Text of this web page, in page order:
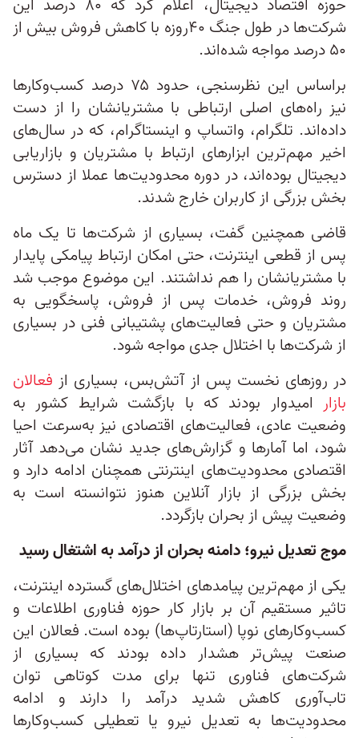
حوزه اقتصاد دیجیتال، اعلام کرد که ۸۰ درصد این
شرکت‌ها در طول جنگ ۴۰روزه با کاهش فروش بیش از
۵۰ درصد مواجه شده‌اند.
براساس این نظرسنجی، حدود ۷۵ درصد کسب‌وکارها
نیز راه‌های اصلی ارتباطی با مشتریانشان را از دست
داده‌اند. تلگرام، واتساپ و اینستاگرام، که در سال‌های
اخیر مهم‌ترین ابزارهای ارتباط با مشتریان و بازاریابی
دیجیتال بوده‌اند، در دوره محدودیت‌ها عملا از دسترس
بخش بزرگی از کاربران خارج شدند.
قاضی همچنین گفت، بسیاری از شرکت‌ها تا یک ماه
پس از قطعی اینترنت، حتی امکان ارتباط پیامکی پایدار
با مشتریانشان را هم نداشتند. این موضوع موجب شد
روند فروش، خدمات پس از فروش، پاسخگویی به
مشتریان و حتی فعالیت‌های پشتیبانی فنی در بسیاری
از شرکت‌ها با اختلال جدی مواجه شود.
در روزهای نخست پس از آتش‌بس، بسیاری از فعالان
بازار امیدوار بودند که با بازگشت شرایط کشور به
وضعیت عادی، فعالیت‌های اقتصادی نیز به‌سرعت احیا
شود، اما آمارها و گزارش‌های جدید نشان می‌دهد آثار
اقتصادی محدودیت‌های اینترنتی همچنان ادامه دارد و
بخش بزرگی از بازار آنلاین هنوز نتوانسته است به
وضعیت پیش از بحران بازگردد.
موج تعدیل نیرو؛ دامنه بحران از درآمد به اشتغال رسید
یکی از مهم‌ترین پیامدهای اختلال‌های گسترده اینترنت،
تاثیر مستقیم آن بر بازار کار حوزه فناوری اطلاعات و
کسب‌وکارهای نوپا (استارتاپ‌ها) بوده است. فعالان این
صنعت پیش‌تر هشدار داده بودند که بسیاری از
شرکت‌های فناوری تنها برای مدت کوتاهی توان
تاب‌آوری کاهش شدید درآمد را دارند و ادامه
محدودیت‌ها به تعدیل نیرو یا تعطیلی کسب‌وکارها